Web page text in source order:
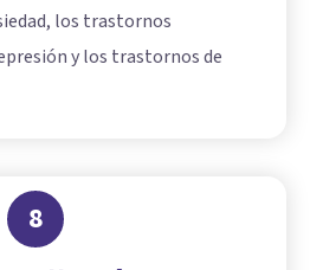
los trastornos
y los trastornos de
8